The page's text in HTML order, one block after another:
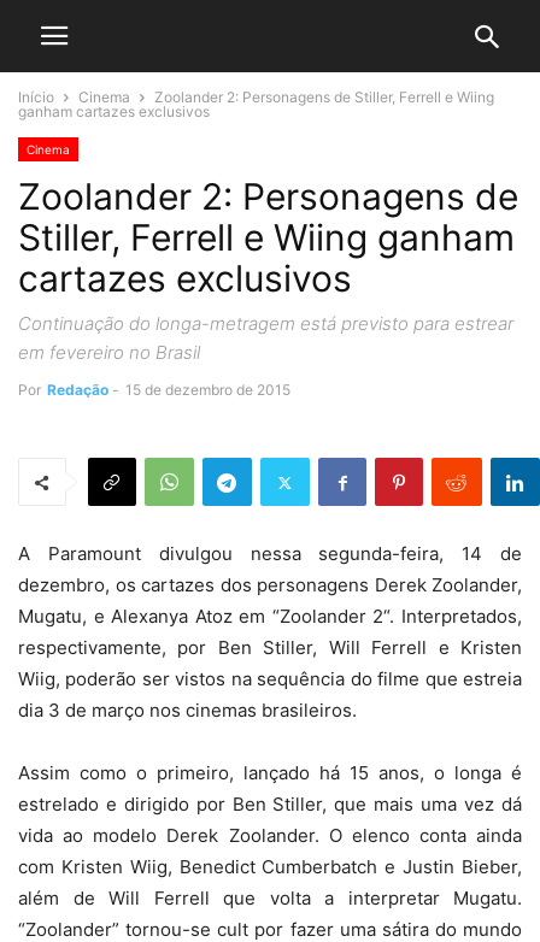
Início Cinema
Zoolander 2: Personagens de Stiller, Ferrell e Wiing
ganham cartazes exclusivos
Cinema
Zoolander 2: Personagens de
Stiller, Ferrell e Wiing ganham
cartazes exclusivos
Continuação do longa-metragem está previsto para estrear
em fevereiro no Brasil
Por Redação - 15 de dezembro de 2015
A Paramountdivulgou nessa segunda-feira, 14 de
dezembro, os cartazes dos personagens Derek Zoolander,
Mugatu, e Alexanya Atoz em “Zoolander 2“. Interpretados,
respectivamente, por Ben Stiller, Will Ferrell e Kristen
Wiig, poderão ser vistos na sequência do filme que estreia
dia 3 de março nos cinemas brasileiros.
Assim como o primeiro, lançado há 15 anos, o longa é
estrelado e dirigido por Ben Stiller, que mais uma vez dá
vida ao modelo Derek Zoolander. O elenco conta ainda
com Kristen Wiig, Benedict Cumberbatch eJustin Bieber,
além de Will Ferrell que volta a interpretar Mugatu.
“Zoolander” tornou-se cult por fazer uma sátira do mundo